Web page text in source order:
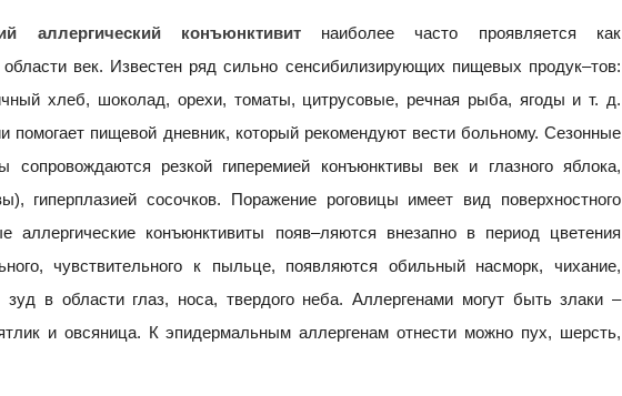
аллергический конъюнктивитнаиболее часто проявляется как
области век. Известен ряд сильно сенсибилизирующих пищевых продук–тов:
хлеб, шоколад, орехи, томаты, цитрусовые, речная рыба, ягоды и т. д.
помогает пищевой дневник, который рекомендуют вести больному. Сезонные
сопровождаются резкой гиперемией конъюнктивы век и глазного яблока,
гиперплазией сосочков. Поражение роговицы имеет вид поверхностного
аллергические конъюнктивиты появ–ляются внезапно в период цветения
чувствительного к пыльце, появляются обильный насморк, чихание,
зуд в области глаз, носа, твердого неба. Аллергенами могут быть злаки –
и овсяница. К эпидермальным аллергенам отнести можно пух, шерсть,